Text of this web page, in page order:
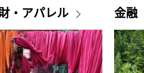
・アパレル 金融